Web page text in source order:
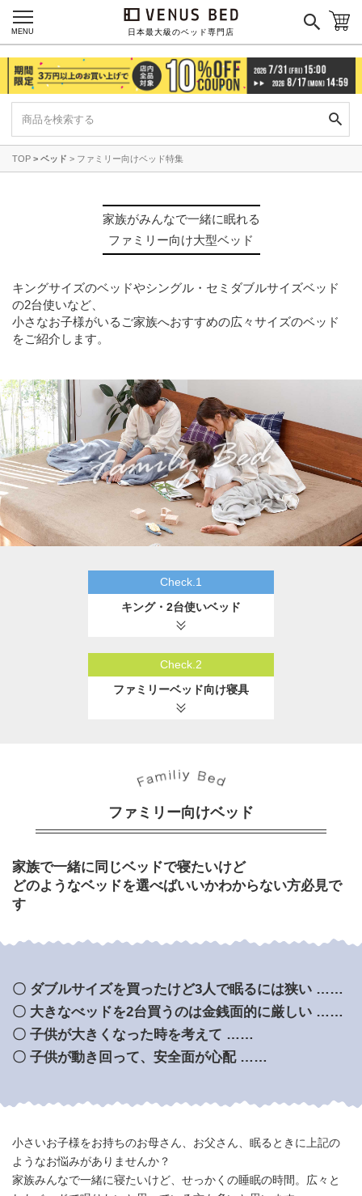
日本最大級のベッド専門店
MENU
TOP ベッド ファミリー向けベッド特集
家族がみんなで一緒に眠れる
ファミリー向け大型ベッド
キングサイズのベッドやシングル・セミダブルサイズベッド
の2台使いなど、
小さなお子様がいるご家族へおすすめの広々サイズのベッド
をご紹介します。
Check.1
キング・2台使いベッド
Check.2
ファミリーベッド向け寝具
ファミリー向けベッド
家族で一緒に同じベッドで寝たいけど
どのようなベッドを選べばいいかわからない方必見で
す
〇 ダブルサイズを買ったけど3人で眠るには狭い ……
〇 大きなべッドを2台買うのは金銭面的に厳しい ……
〇 子供が大きくなった時を考えて ……
〇 子供が動き回って、安全面が心配 ……
小さいお子様をお持ちのお母さん、お父さん、眠るときに上記の
ようなお悩みがありませんか？
家族みんなで一緒に寝たいけど、せっかくの睡眠の時間。広々と